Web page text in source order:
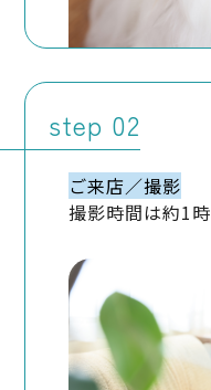
step
ご来店／撮影
撮影時間は約1時
9．プライバシー
段の定めのある事
ことなく、変更す
表するものとします
弊社が別途定める
から効力を生じる
10．お問い合わせ
本ポリシーに関す
までお願いいたし